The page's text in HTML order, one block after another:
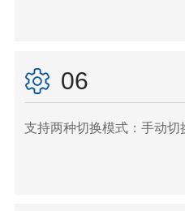
06
支持两种切换模式： 手动切